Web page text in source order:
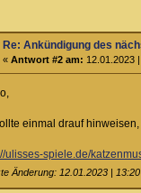
Re: Ankündigung des
«Antwort #2 am: 12.01.2023
einmal drauf
ulisses-spiele.de/
Änderung: 12.01.2023 |